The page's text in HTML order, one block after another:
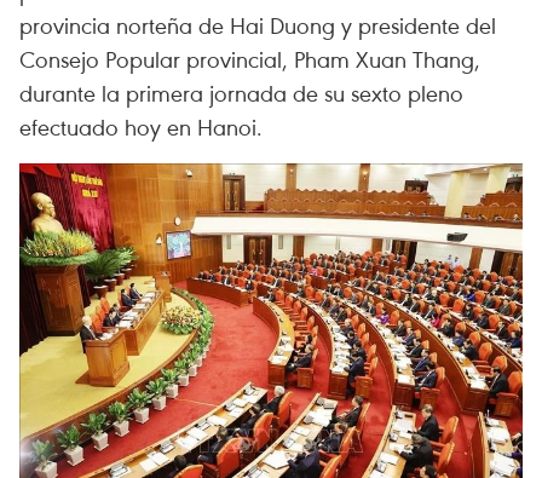
provincia norteña de Hai Duong y presidente del
Consejo Popular provincial, Pham Xuan Thang,
durante la primera jornada de su sexto pleno
efectuado hoy en Hanoi.